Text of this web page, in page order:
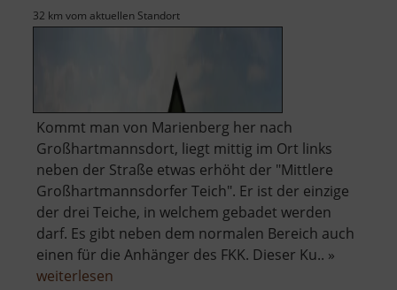
32 km vom aktuellen Standort
Kommt man von Marienberg her nach
Großhartmannsdort, liegt mittig im Ort links
neben der Straße etwas erhöht der "Mittlere
Großhartmannsdorfer Teich". Er ist der einzige
der drei Teiche, in welchem gebadet werden
darf. Es gibt neben dem normalen Bereich auch
einen für die Anhänger des FKK. Dieser Ku.. »
weiterlesen